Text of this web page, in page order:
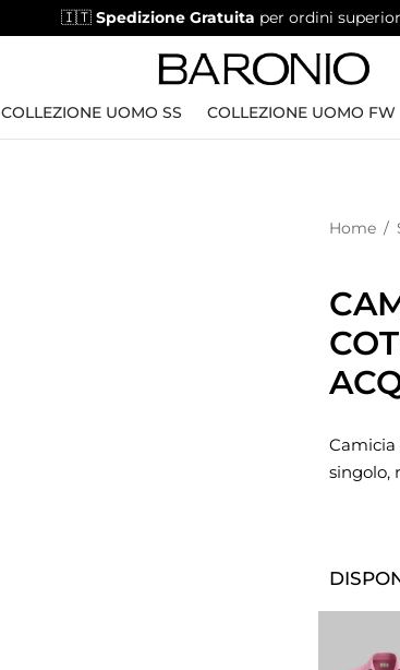
🇮🇹 Spedizione Gratuita per ordini
COLLEZIONE UOMO SS COLLEZIONE UOMO FW
Home /
Camicia
singolo,